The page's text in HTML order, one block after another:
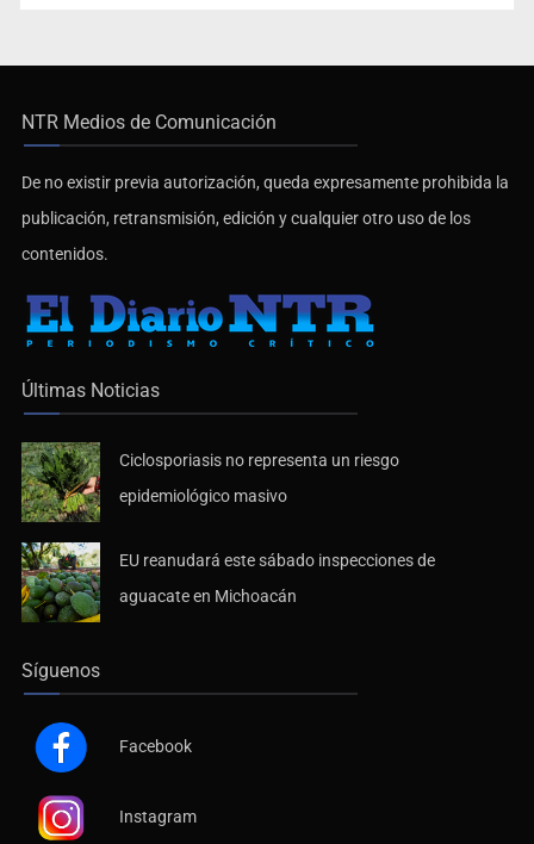
NTR Medios de Comunicación
De no existir previa autorización, queda expresamente prohibida la
publicación, retransmisión, edición y cualquier otro uso de los
contenidos.
Últimas Noticias
Ciclosporiasis no representa un riesgo
epidemiológico masivo
EU reanudará este sábado inspecciones de
aguacate en Michoacán
Síguenos
Facebook
Instagram